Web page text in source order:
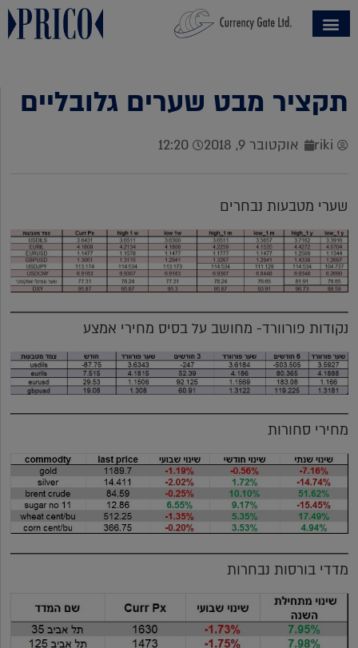
תקציר מבט שערים גלובליים
riki אוקטובר 9, 2018 12:20
שערי מטבעות נבחרים
נקודות פורוורד- מחושב על בסיס מחירי אמצע
מחירי סחורות
מדדי בורסות נבחרות